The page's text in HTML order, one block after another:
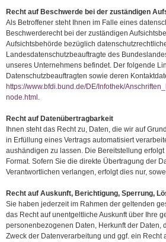
Recht auf Beschwerde bei der zuständigen
Als Betroffener steht Ihnen im Falle eines
Beschwerderecht bei der zuständigen
Aufsichtsbehörde bezüglich
Landesdatenschutzbeauftragte des
unseres Unternehmens befindet. Der folgende
Datenschutzbeauftragten sowie deren
https://www.bfdi.bund.de/DE/Infothek/
node.html .
Recht auf Datenübertragbarkeit
Ihnen steht das Recht zu, Daten, die wir auf
in Erfüllung eines Vertrags automatisiert
aushändigen zu lassen. Die Bereitstellung
Format. Sofern Sie die direkte Übertragung der
Verantwortlichen verlangen, erfolgt dies nur,
Recht auf Auskunft, Berichtigung, Sperrung,
Sie haben jederzeit im Rahmen der geltenden
das Recht auf unentgeltliche Auskunft über Ihre
personenbezogenen Daten, Herkunft der Daten,
Zweck der Datenverarbeitung und ggf. ein Recht